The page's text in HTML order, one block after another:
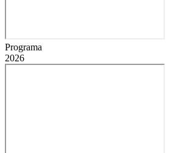
Programa
2026